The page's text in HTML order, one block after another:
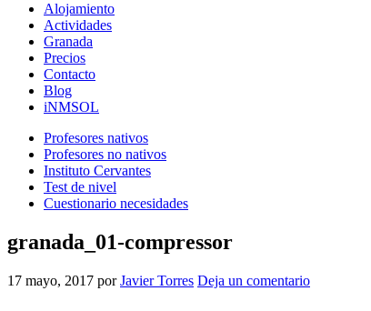
Alojamiento
Actividades
Granada
Precios
Contacto
Blog
iNMSOL
Profesores nativos
Profesores no nativos
Instituto Cervantes
Test de nivel
Cuestionario necesidades
granada_01-compressor
17 mayo, 2017 porJavier Torres Deja un comentario